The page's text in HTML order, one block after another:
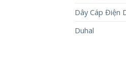
Dây Cáp Điện
Duhal